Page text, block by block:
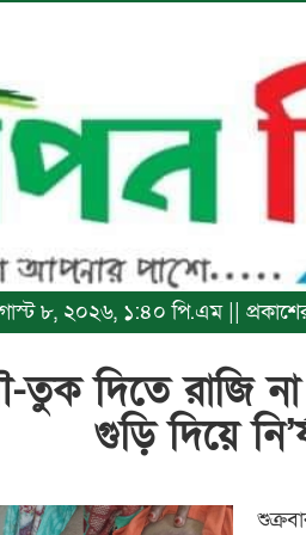
৮, ২০২৬, ১:৪০ পি.এম ||
দিতে রাজি না
গুড়ি দিয়ে